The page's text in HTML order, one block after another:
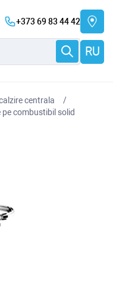
+373 69 83 44 42
RU
centrala
combustibil solid